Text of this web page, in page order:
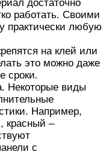
достаточно
работать. Своими
практически любую
на клей или
это можно даже
сроки.
Некоторые виды
Например,
красный –
с